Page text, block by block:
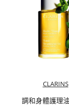
CLARINS
調和身體護理